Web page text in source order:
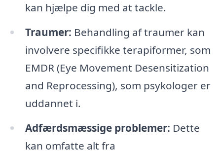
kan hjælpe dig med at tackle.
Traumer: Behandling af traumer kan
involvere specifikke terapiformer, som
EMDR (Eye Movement Desensitization
and Reprocessing), som psykologer er
uddannet i.
Adfærdsmæssige problemer: Dette
kan omfatte alt fra